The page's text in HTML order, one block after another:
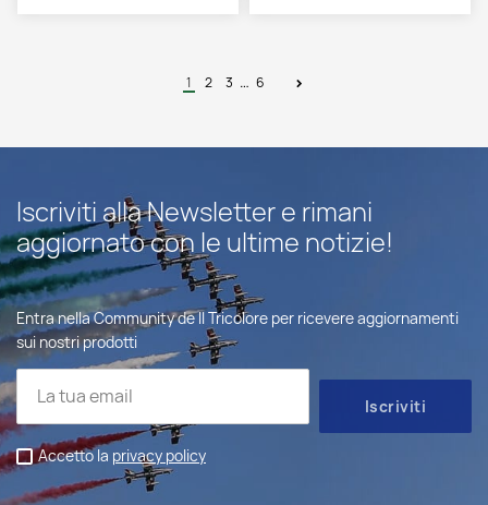
1 2 3 … 6
Iscriviti alla Newsletter e rimani
aggiornato con le ultime notizie!
Entra nella Community de Il Tricolore per ricevere aggiornamenti
sui nostri prodotti
Accetto la privacy policy